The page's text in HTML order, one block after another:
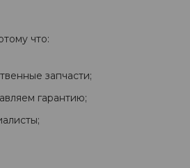
что:
запчасти;
гарантию;